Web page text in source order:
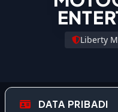
Liberty
DATA PRIBADI